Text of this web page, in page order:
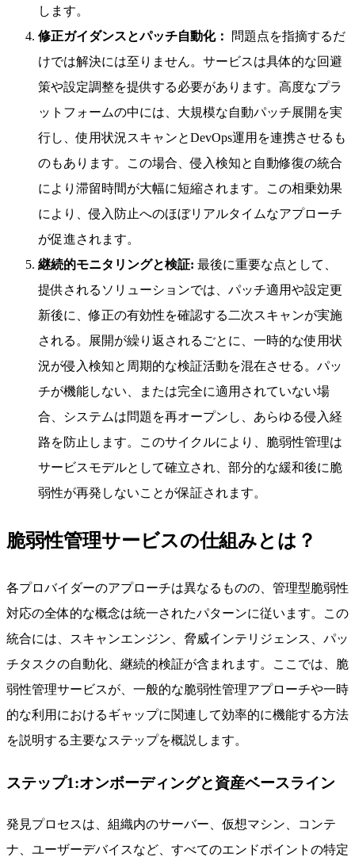
します。
修正ガイダンスとパッチ自動化：
問題点を指摘するだ
けでは解決には至りません。サービスは具体的な回避
策や設定調整を提供する必要があります。高度なプラ
ットフォームの中には、大規模な自動パッチ展開を実
行し、使用状況スキャンとDevOps運用を連携させるも
のもあります。この場合、侵入検知と自動修復の統合
により滞留時間が大幅に短縮されます。この相乗効果
により、侵入防止へのほぼリアルタイムなアプローチ
が促進されます。
継続的モニタリングと検証: 最後に重要な点として、
提供されるソリューションでは、パッチ適用や設定更
新後に、修正の有効性を確認する二次スキャンが実施
される。展開が繰り返されるごとに、一時的な使用状
況が侵入検知と周期的な検証活動を混在させる。パッ
チが機能しない、または完全に適用されていない場
合、システムは問題を再オープンし、あらゆる侵入経
路を防止します。このサイクルにより、脆弱性管理は
サービスモデルとして確立され、部分的な緩和後に脆
弱性が再発しないことが保証されます。
脆弱性管理サービスの仕組みとは？
各プロバイダーのアプローチは異なるものの、管理型脆弱性
対応の全体的な概念は統一されたパターンに従います。この
統合には、スキャンエンジン、脅威インテリジェンス、パッ
チタスクの自動化、継続的検証が含まれます。ここでは、脆
弱性管理サービスが、一般的な脆弱性管理アプローチや一時
的な利用におけるギャップに関連して効率的に機能する方法
を説明する主要なステップを概説します。
ステップ1:オンボーディングと資産ベースライン
発見プロセスは、組織内のサーバー、仮想マシン、コンテ
ナ、ユーザーデバイスなど、すべてのエンドポイントの特定